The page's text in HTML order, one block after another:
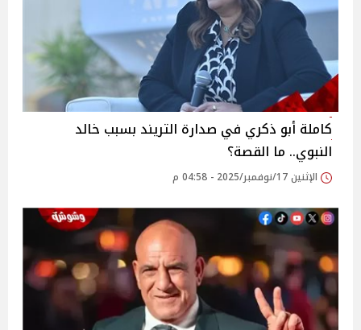
كاملة أبو ذكري في صدارة التريند بسبب خالد
النبوي.. ما القصة؟
الإثنين 17/نوفمبر/2025 - 04:58 م